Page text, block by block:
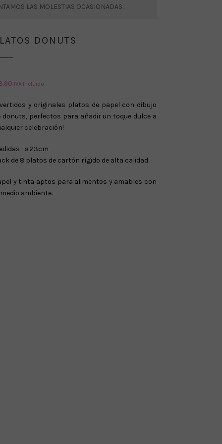
LAS MOLESTIAS OCASIONADAS.
DONUTS
IVA Incluido
y originales platos de papel con dibujo
donuts, perfectos para añadir un toque dulce a
celebración!
: ø 23cm
de 8 platos de cartón rígido de alta calidad.
y tinta aptos para alimentos y amables con
ambiente.